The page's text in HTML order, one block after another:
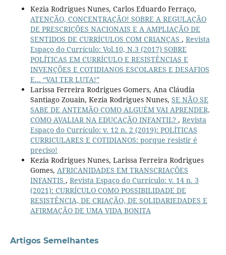
Kezia Rodrigues Nunes, Carlos Eduardo Ferraço,
ATENÇÃO, CONCENTRAÇÃO! SOBRE A REGULAÇÃO
DE PRESCRIÇÕES NACIONAIS E A AMPLIAÇÃO DE
SENTIDOS DE CURRÍCULOS COM CRIANÇAS , Revista
Espaço do Currículo: Vol.10, N.3 (2017) SOBRE
POLÍTICAS EM CURRÍCULO E RESISTÊNCIAS E
INVENÇÕES E COTIDIANOS ESCOLARES E DESAFIOS
E... “VAI TER LUTA!”
Larissa Ferreira Rodrigues Gomers, Ana Cláudia
Santiago Zouain, Kezia Rodrigues Nunes, SE NÃO SE
SABE DE ANTEMÃO COMO ALGUÉM VAI APRENDER,
COMO AVALIAR NA EDUCAÇÃO INFANTIL? , Revista
Espaço do Currículo: v. 12 n. 2 (2019): POLÍTICAS
CURRICULARES E COTIDIANOS: porque resistir é
preciso!
Kezia Rodrigues Nunes, Larissa Ferreira Rodrigues
Gomes, AFRICANIDADES EM TRANSCRIAÇÕES
INFANTIS , Revista Espaço do Currículo: v. 14 n. 3
(2021): CURRÍCULO COMO POSSIBILIDADE DE
RESISTÊNCIA, DE CRIAÇÃO, DE SOLIDARIEDADES E
AFIRMAÇÃO DE UMA VIDA BONITA
Artigos Semelhantes